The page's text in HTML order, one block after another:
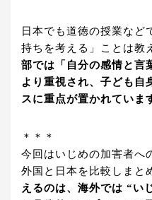
日本でも道徳の授業など
持ちを考える」ことは教
部では「自分の感情と言
より重視され、子ども自
スに重点が置かれていま
＊＊＊
今回はいじめの加害者へ
外国と日本を比較しまと
えるのは、海外では “い